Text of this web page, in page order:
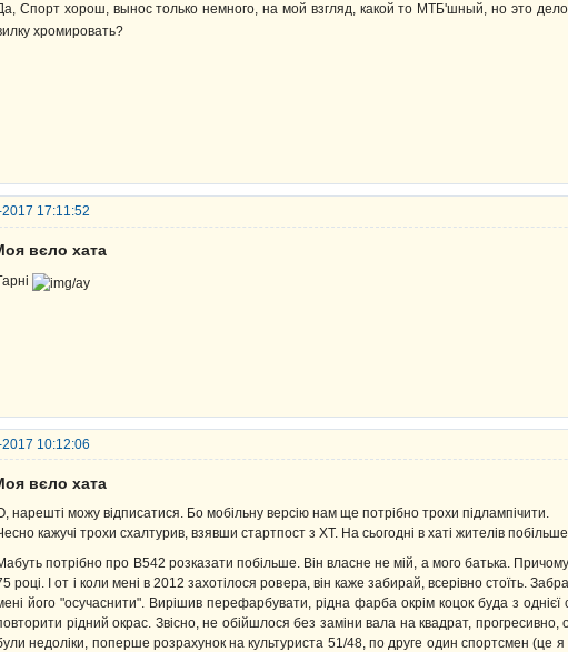
Спорт хорош, вынос только немного, на мой взгляд, какой то МТБ'шный, но это дело
хромировать?
17:11:52
вєло хата
10:12:06
вєло хата
нарешті можу відписатися. Бо мобільну версію нам ще потрібно трохи підлампічити.
кажучі трохи схалтурив, взявши стартпост з ХТ. На сьогодні в хаті жителів
потрібно про В542 розказати побільше. Він власне не мій, а мого батька.
році. І от і коли мені в 2012 захотілося ровера, він каже забирай, всерівно стоїть.
його "осучаснити". Вирішив перефарбувати, рідна фарба окрім коцок буда з однієї
рідний окрас. Звісно, не обійшлося без заміни вала на квадрат, прогресивно,
недоліки, поперше розрахунок на культуриста 51/48, по друге один спортсмен (це я